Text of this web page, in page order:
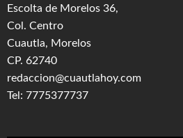
Escolta de Morelos 36,
Col. Centro
Cuautla, Morelos
CP. 62740
redaccion@cuautlahoy.com
Tel: 7775377737